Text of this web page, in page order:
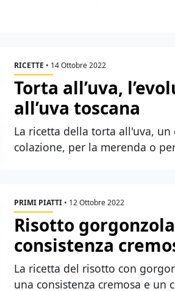
RICETTE • 14 Ottobre 2022
Torta all’uva,
all’uva toscana
La ricetta della torta all'uva,
colazione, per la merenda o
PRIMI PIATTI • 12 Ottobre 2022
Risotto
consistenza
La ricetta del risotto con
una consistenza cremosa e un